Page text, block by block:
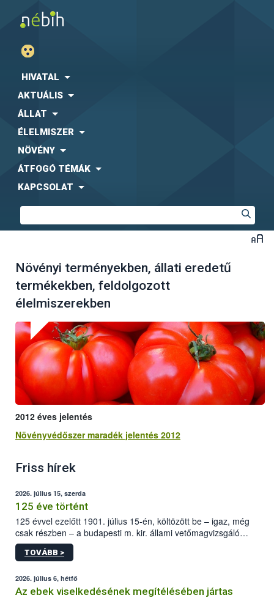
HIVATAL
AKTUÁLIS
ÁLLAT
ÉLELMISZER
NÖVÉNY
ÁTFOGÓ TÉMÁK
KAPCSOLAT
Növényi terményekben, állati eredetű
termékekben, feldolgozott
élelmiszerekben
2012 éves jelentés
Növényvédőszer maradék jelentés 2012
Friss hírek
2026. július 15, szerda
125 éve történt
125 évvel ezelőtt 1901. július 15-én, költözött be – igaz, még
csak részben – a budapesti m. kir. állami vetőmagvizsgáló
állomás a Kis Rókus utca 15. szám alatti, Czigler Győző által
tervezett új épületébe.
TOVÁBB >
2026. július 6, hétfő
Az ebek viselkedésének megítélésében jártas